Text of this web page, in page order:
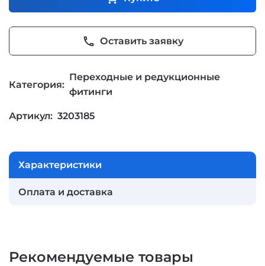
phone Оставить заявку
Категория:
Переходные и редукционные
фитинги
Артикул: 3203185
Характеристики
Оплата и доставка
Рекомендуемые товары